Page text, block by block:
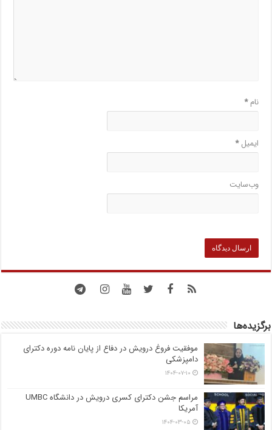
نام*
ایمیل*
وب‌سایت
برگزیده‌ها
موفقیت فروغ درویش در دفاع از پایان نامه دوره دکترای
دامپزشکی
۱۴۰۴-۰۷-۱۰
مراسم جشن دکترای کسری درویش در دانشگاه UMBC
آمریکا
۱۴۰۴-۰۳-۰۵